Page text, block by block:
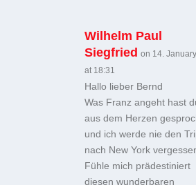
Wilhelm Paul
Siegfried on 14.
at 18:31
Hallo lieber Bernd
Was Franz angeht hast
aus dem Herzen
und ich werde nie den
nach New York
Fühle mich prädestiniert
diesen wunderbaren